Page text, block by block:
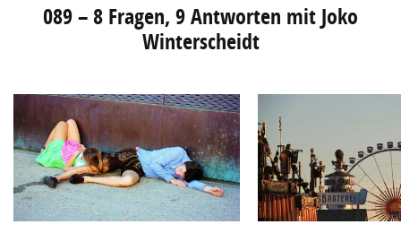
089 – 8 Fragen, 9 Antworten mit Joko
Winterscheidt